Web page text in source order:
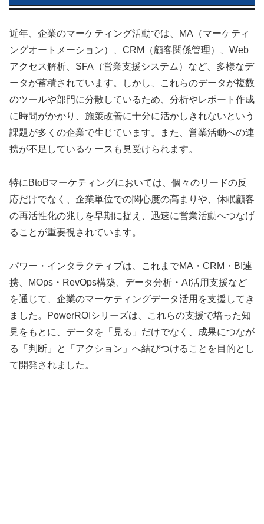
近年、企業のマーケティング活動では、MA（マーケティ
ングオートメーション）、CRM（顧客関係管理）、Web
アクセス解析、SFA（営業支援システム）など、多様なデ
ータが蓄積されています。しかし、これらのデータが複数
のツールや部門に分散しているため、分析やレポート作成
に時間がかかり、施策改善に十分に活かしきれないという
課題が多くの企業で生じています。また、営業活動への連
携が不足しているケースも見受けられます。
特にBtoBマーケティングにおいては、個々のリードの反
応だけでなく、企業単位での関心度の高まりや、休眠顧客
の再活性化の兆しを早期に捉え、迅速に営業活動へつなげ
ることが重要視されています。
パワー・インタラクティブは、これまでMA・CRM・BI連
携、MOps・RevOps構築、データ分析・AI活用支援など
を通じて、企業のマーケティングデータ活用を支援してき
ました。PowerROIシリーズは、これらの支援で培った知
見をもとに、データを「見る」だけでなく、成果につなが
る「判断」と「アクション」へ結びつけることを目的とし
て開発されました。